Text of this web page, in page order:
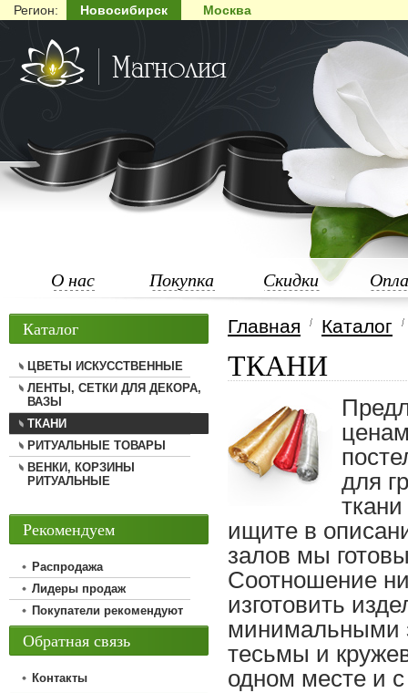
Регион: Новосибирск Москва
О нас Покупка Скидки
Главная Каталог
ТКАНИ
для
ищите в
залов мы
Соотношение
изготовить
минимальными
тесьмы и
одном месте и
Каталог
ЦВЕТЫ ИСКУССТВЕННЫЕ
ЛЕНТЫ, СЕТКИ ДЛЯ ДЕКОРА,
ВАЗЫ
ТКАНИ
РИТУАЛЬНЫЕ ТОВАРЫ
ВЕНКИ, КОРЗИНЫ
РИТУАЛЬНЫЕ
Рекомендуем
Распродажа
Лидеры продаж
Покупатели рекомендуют
Обратная связь
Контакты